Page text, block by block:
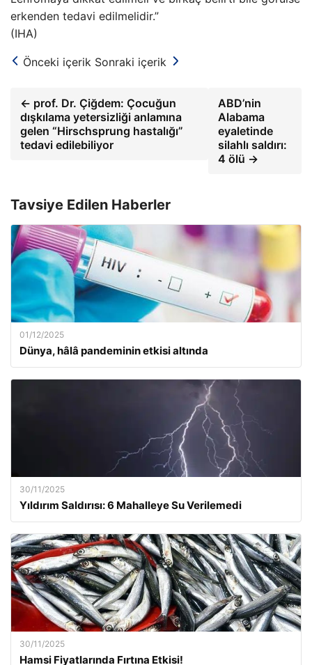
erkenden tedavi edilmelidir.”
(IHA)
Önceki içerik Sonraki içerik
← prof. Dr. Çiğdem: Çocuğun
dışkılama yetersizliği anlamına
gelen “Hirschsprung hastalığı”
tedavi edilebiliyor
ABD’nin
Alabama
eyaletinde
silahlı saldırı:
4 ölü →
Tavsiye Edilen Haberler
01/12/2025
Dünya, hâlâ pandeminin etkisi altında
30/11/2025
Yıldırım Saldırısı: 6 Mahalleye Su Verilemedi
30/11/2025
Hamsi Fiyatlarında Fırtına Etkisi!